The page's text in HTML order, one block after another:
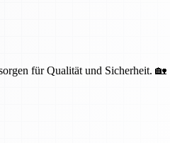
für Qualität und Sicherheit. 🏡